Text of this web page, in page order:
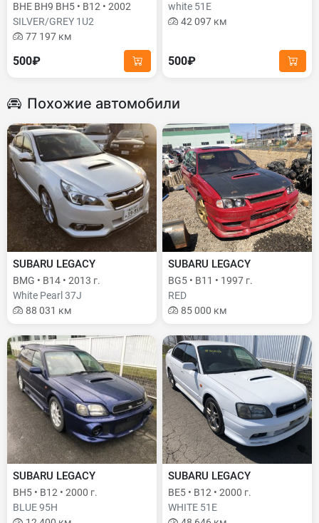
BHE BH9 BH5 • B12 • 2002
SILVER/GREY 1U2
77 197 км
500₽
white 51E
42 097 км
500₽
Похожие автомобили
SUBARU LEGACY
BMG • B14 • 2013 г.
White Pearl 37J
88 031 км
SUBARU LEGACY
BG5 • B11 • 1997 г.
RED
85 000 км
SUBARU LEGACY
BH5 • B12 • 2000 г.
BLUE 95H
SUBARU LEGACY
BE5 • B12 • 2000 г.
WHITE 51E